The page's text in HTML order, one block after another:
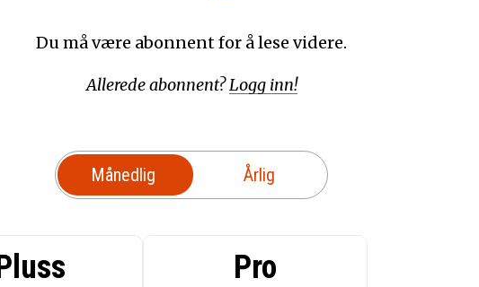
Du må være abonnent for å lese videre.
Allerede abonnent?Logg inn!
Månedlig Årlig
Pro